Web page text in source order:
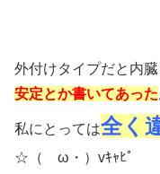
外付けタイプだと内臓
安定とか書いてあった
私にとっては全く
☆（ゝω・）vｷｬﾋﾟ